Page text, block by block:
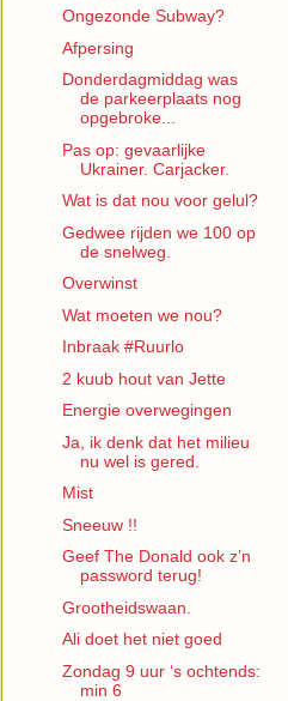
Ongezonde Subway?
Afpersing
Donderdagmiddag was
de parkeerplaats nog
opgebroke...
Pas op: gevaarlijke
Ukrainer. Carjacker.
Wat is dat nou voor gelul?
Gedwee rijden we 100 op
de snelweg.
Overwinst
Wat moeten we nou?
Inbraak #Ruurlo
2 kuub hout van Jette
Energie overwegingen
Ja, ik denk dat het milieu
nu wel is gered.
Mist
Sneeuw !!
Geef The Donald ook z’n
password terug!
Grootheidswaan.
Ali doet het niet goed
Zondag 9 uur ‘s ochtends:
min 6